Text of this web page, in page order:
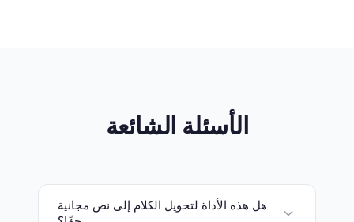
الأسئلة الشائعة
هل هذه الأداة لتحويل الكلام إلى نص مجانية